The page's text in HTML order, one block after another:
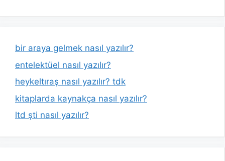
bir araya gelmek nasıl yazılır?
entelektüel nasıl yazılır?
heykeltıraş nasıl yazılır? tdk
kitaplarda kaynakça nasıl yazılır?
ltd şti nasıl yazılır?